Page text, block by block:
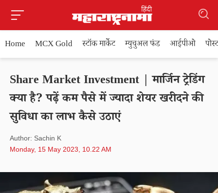
Home MCX Gold स्टॉक मार्केट म्युचुअल फंड आईपीओ
Share Market Investment | मार्जिन ट्रेडिंग
क्या है? पढ़ें कम पैसे में ज्यादा शेयर खरीदने की
सुविधा का लाभ कैसे उठाएं
Author: Sachin K
Monday, 15 May 2023, 10.22 AM